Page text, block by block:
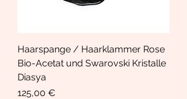
Haarspange / Haarklammer Rose
Bio-Acetat und Swarovski Kristalle
Diasya
Prix
125,00 €